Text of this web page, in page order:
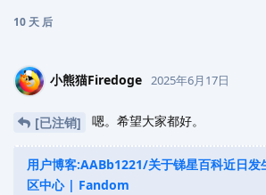
10 天 后
小熊猫Firedoge 2025年6月17日
[已注销] 嗯。希望大家都好。
用户博客:AABb1221/关于锑星百科近日
区中心 | Fandom